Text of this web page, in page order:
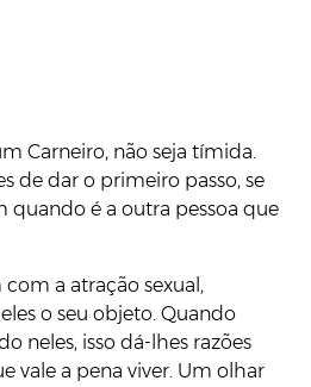
Carneiro, não seja tímida.
de dar o primeiro passo, se
quando é a outra pessoa que
a atração sexual,
o seu objeto. Quando
neles, isso dá-lhes razões
vale a pena viver. Um olhar